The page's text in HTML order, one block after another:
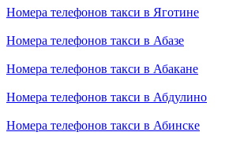
Номера телефонов такси в Яготине
Номера телефонов такси в Абазе
Номера телефонов такси в Абакане
Номера телефонов такси в Абдулино
Номера телефонов такси в Абинске